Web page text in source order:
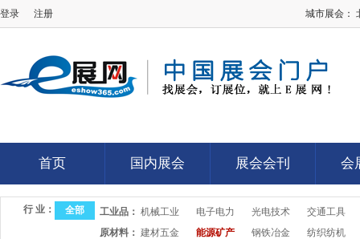
登录 注册 城市展会：
首页
首页
国内展会
国内展会
展会会刊
展会会刊
会
会
行 业： 全部 工业品： 机械工业 电子电力 光电技术
交通工具
原材料： 建材五金 能源矿产 钢铁冶金 纺织纺机